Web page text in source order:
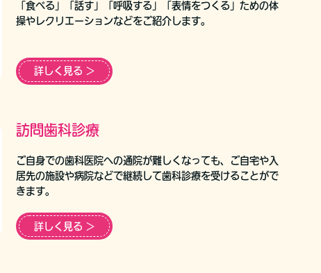
「食べる」「話す」「呼吸する」「表情をつくる」ための体
操やレクリエーションなどをご紹介します。
詳しく見る ＞
訪問歯科診療
ご自身での歯科医院への通院が難しくなっても、ご自宅や入
居先の施設や病院などで継続して歯科診療を受けることがで
きます。
詳しく見る ＞